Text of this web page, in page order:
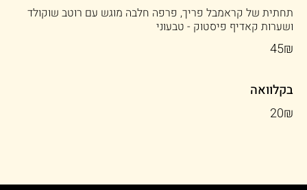
תחתית של קראמבל פריך, פרפה חלבה מוגש עם רוטב שוקולד
ושערות קאדיף פיסטוק - טבעוני
‏45 ‏₪
בקלוואה
‏20 ‏₪